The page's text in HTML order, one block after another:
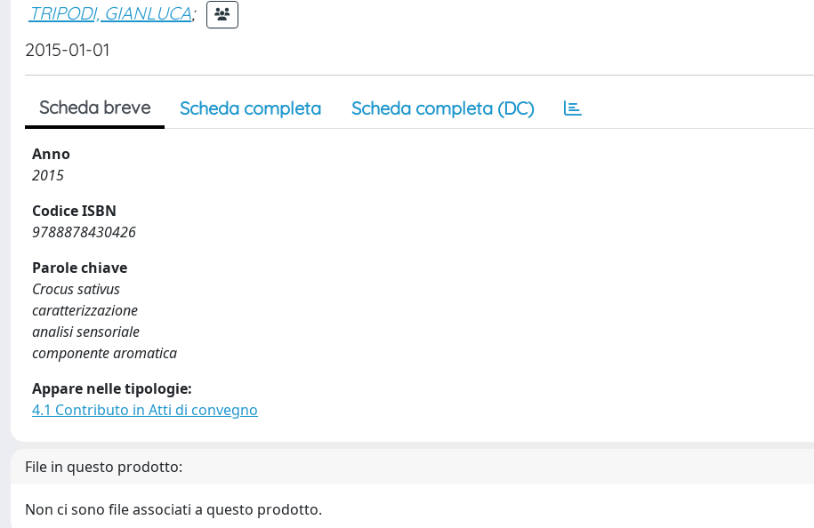
TRIPODI, GIANLUCA;
2015-01-01
Scheda breve Scheda completa Scheda completa (DC)
Anno
2015
Codice ISBN
9788878430426
Parole chiave
Crocus sativus
caratterizzazione
analisi sensoriale
componente aromatica
Appare nelle tipologie:
4.1 Contributo in Atti di convegno
File in questo prodotto:
Non ci sono file associati a questo prodotto.